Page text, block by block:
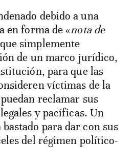
debido a una
en forma de «nota de
simplemente
de un marco jurídico,
para que las
víctimas de la
reclamar sus
y pacíficas. Un
para dar con sus
del régimen político-